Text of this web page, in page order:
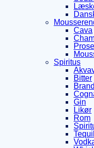
Cava
Spiritus
Bitter
Gin
Likør
Rom